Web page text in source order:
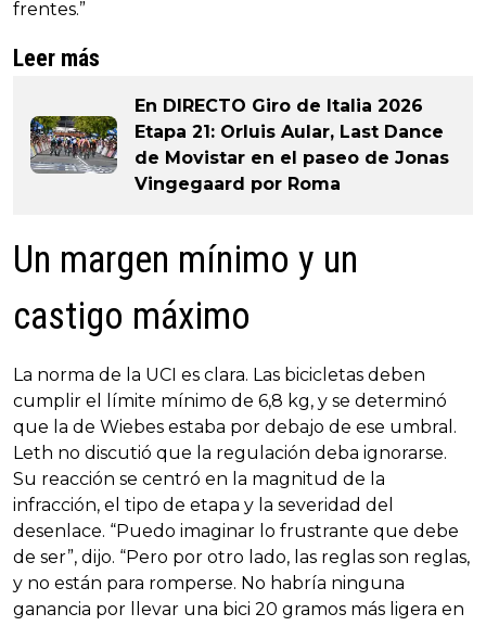
frentes.”
Leer más
En DIRECTO Giro de Italia 2026
Etapa 21: Orluis Aular, Last Dance
de Movistar en el paseo de Jonas
Vingegaard por Roma
Un margen mínimo y un
castigo máximo
La norma de la UCI es clara. Las bicicletas deben
cumplir el límite mínimo de 6,8 kg, y se determinó
que la de Wiebes estaba por debajo de ese umbral.
Leth no discutió que la regulación deba ignorarse.
Su reacción se centró en la magnitud de la
infracción, el tipo de etapa y la severidad del
desenlace. “Puedo imaginar lo frustrante que debe
de ser”, dijo. “Pero por otro lado, las reglas son reglas,
y no están para romperse. No habría ninguna
ganancia por llevar una bici 20 gramos más ligera en